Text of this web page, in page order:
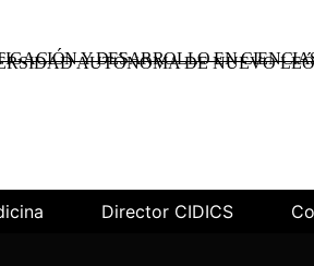
AUTÓNOMA DE NUEVO
Y DESARROLLO EN
Director CIDICS